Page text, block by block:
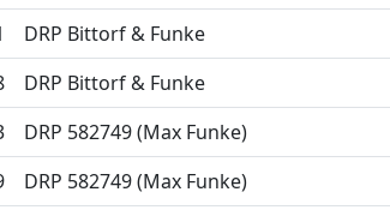
DRP Bittorf & Funke
DRP Bittorf & Funke
DRP 582749 (Max Funke)
DRP 582749 (Max Funke)